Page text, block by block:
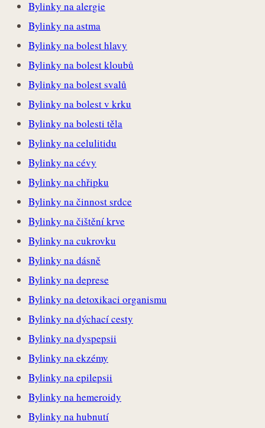
Bylinky na alergie
Bylinky na astma
Bylinky na bolest hlavy
Bylinky na bolest kloubů
Bylinky na bolest svalů
Bylinky na bolest v krku
Bylinky na bolesti těla
Bylinky na celulitidu
Bylinky na cévy
Bylinky na chřipku
Bylinky na činnost srdce
Bylinky na čištění krve
Bylinky na cukrovku
Bylinky na dásně
Bylinky na deprese
Bylinky na detoxikaci organismu
Bylinky na dýchací cesty
Bylinky na dyspepsii
Bylinky na ekzémy
Bylinky na epilepsii
Bylinky na hemeroidy
Bylinky na hubnutí